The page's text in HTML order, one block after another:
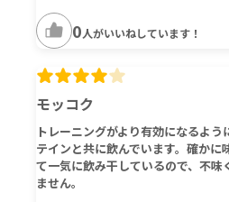
0人がいいねしています！
モッコク
トレーニングがより有効になるよ
テインと共に飲んでいます。確か
て一気に飲み干しているので、不
ません。